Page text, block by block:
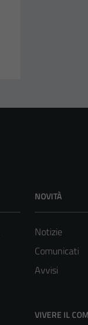
NOVITÀ
Notizie
Comunicati
Avvisi
VIVERE IL